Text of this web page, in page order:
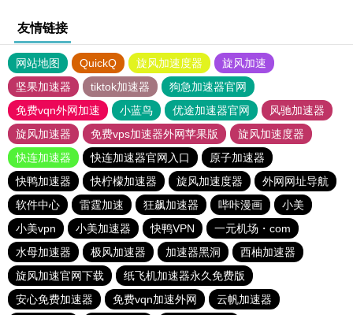
友情链接
网站地图 QuickQ 旋风加速度器
旋风加速
坚果加速器
tiktok加速器
狗急加速器官网
免费vqn外网加速
小蓝鸟 优途加速器官网
风驰加速器
旋风加速器
免费vps加速器外网苹果版
旋风加速度器
快连加速器
快连加速器官网入口
原子加速器
快鸭加速器
快柠檬加速器 旋风加速度器
外网网址导航
软件中心
雷霆加速 狂飙加速器 哔咔漫画
小美
小美vpn
小美加速器 快鸭VPN
一元机场・com
水母加速器
极风加速器 加速器黑洞
西柚加速器
旋风加速官网下载
纸飞机加速器永久免费版
安心免费加速器
免费vqn加速外网
云帆加速器